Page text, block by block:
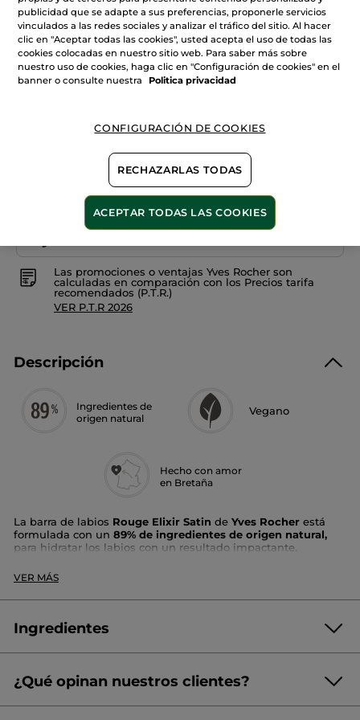
reseñas
Barra
de
labios
Elixir
Satin
14. Coquelicot irrésistible
+17
Cantidad
AÑADIR A MI CESTA
Entrega entre 5 a 8 días hábiles
Pago Seguro
Las promociones o ventajas Yves Rocher son
calculadas en comparación con los Precios tarifa
recomendados (P.T.R.)
VER P.T.R 2026
Descripción
Ingredientes de
origen natural
Vegano
Hecho con amor
en Bretaña
La barra de labios Rouge Elixir Satin de Yves Rocher está
formulada con un 89% de ingredientes de origen natural,
para hidratar los labios con un resultado impactante.
Labios confortables, color intenso y luminoso
Disponible en 24 tonos.
Su + :
Enriquecido conaceite de Camelia, su fórmula rica y
hidrata intensamente los labios.
VER MÁS
Ingredientes
¿Qué opinan nuestros clientes?
publicidad que se adapte a sus preferencias, proponerle servicios
vinculados a las redes sociales y analizar el tráfico del sitio. Al hacer
clic en "Aceptar todas las cookies", usted acepta el uso de todas las
cookies colocadas en nuestro sitio web. Para saber más sobre
nuestro uso de cookies, haga clic en "Configuración de cookies" en el
banner o consulte nuestra
Politica privacidad
CONFIGURACIÓN DE COOKIES
RECHAZARLAS TODAS
ACEPTAR TODAS LAS COOKIES